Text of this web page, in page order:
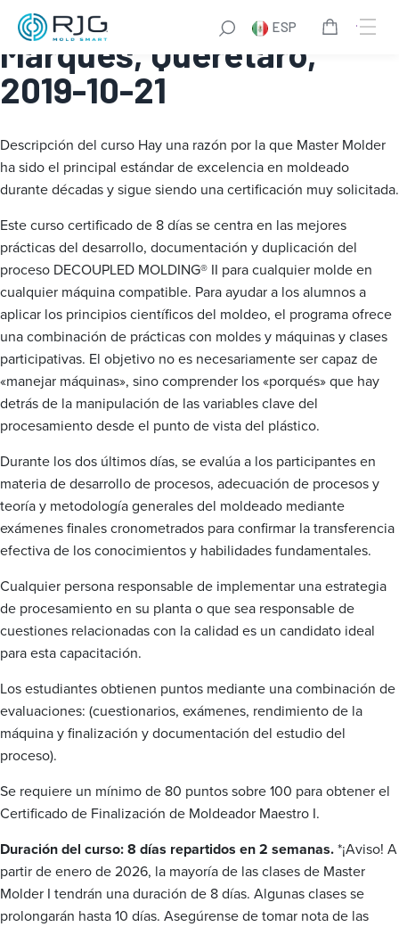
ESP
Master Molder® I: El
Marques, Queretaro,
2019-10-21
Descripción del curso Hay una razón por la que Master Molder
ha sido el principal estándar de excelencia en moldeado
durante décadas y sigue siendo una certificación muy solicitada.
Este curso certificado de 8 días se centra en las mejores
prácticas del desarrollo, documentación y duplicación del
proceso DECOUPLED MOLDING® II para cualquier molde en
cualquier máquina compatible. Para ayudar a los alumnos a
aplicar los principios científicos del moldeo, el programa ofrece
una combinación de prácticas con moldes y máquinas y clases
participativas. El objetivo no es necesariamente ser capaz de
«manejar máquinas», sino comprender los «porqués» que hay
detrás de la manipulación de las variables clave del
procesamiento desde el punto de vista del plástico.
Durante los dos últimos días, se evalúa a los participantes en
materia de desarrollo de procesos, adecuación de procesos y
teoría y metodología generales del moldeado mediante
exámenes finales cronometrados para confirmar la transferencia
efectiva de los conocimientos y habilidades fundamentales.
Cualquier persona responsable de implementar una estrategia
de procesamiento en su planta o que sea responsable de
cuestiones relacionadas con la calidad es un candidato ideal
para esta capacitación.
Los estudiantes obtienen puntos mediante una combinación de
evaluaciones: (cuestionarios, exámenes, rendimiento de la
máquina y finalización y documentación del estudio del
proceso).
Se requiere un mínimo de 80 puntos sobre 100 para obtener el
Certificado de Finalización de Moldeador Maestro I.
Duración del curso: 8 días repartidos en 2 semanas.*¡Aviso! A
partir de enero de 2026, la mayoría de las clases de Master
Molder I tendrán una duración de 8 días. Algunas clases se
prolongarán hasta 10 días. Asegúrense de tomar nota de las